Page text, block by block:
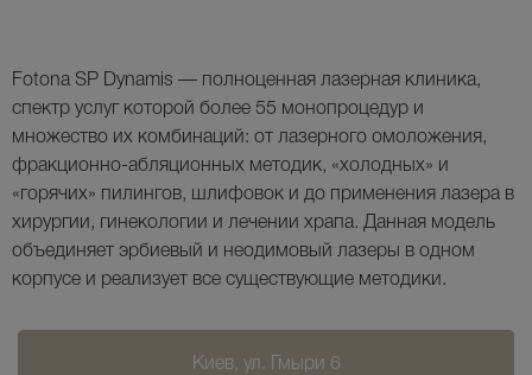
Fotona SP Dynamis — полноценная лазерная клиника,
спектр услуг которой более 55 монопроцедур и
множество их комбинаций: от лазерного омоложения,
фракционно-абляционных методик, «холодных» и
«горячих» пилингов, шлифовок и до применения лазера в
хирургии, гинекологии и лечении храпа. Данная модель
объединяет эрбиевый и неодимовый лазеры в одном
корпусе и реализует все существующие методики.
Киев, ул. Гмыри 6